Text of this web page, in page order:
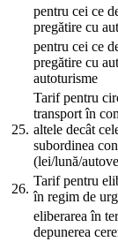
pentru cei ce
pregătire cu
pentru cei ce
pregătire cu
autoturisme
25.
Tarif pentru
transport în
altele decât
subordinea
(lei/lună/
26.
Tarif pentru
în regim de
eliberarea în
depunerea